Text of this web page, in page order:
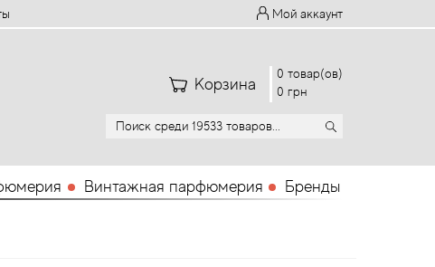
Мой аккаунт
Корзина
0 товар(ов)
0 грн
Винтажная парфюмерия Бренды